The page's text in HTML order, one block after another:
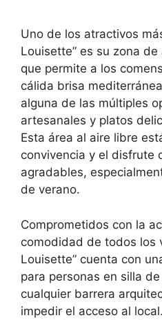
Uno de los atractivos
Louisette” es su zona
que permite a los
cálida brisa
alguna de las múltiples
artesanales y platos
Esta área al aire libre
convivencia y el disfrute
agradables,
de verano.
Comprometidos con la
comodidad de todos los
Louisette” cuenta con
para personas en silla
cualquier barrera
impedir el acceso al